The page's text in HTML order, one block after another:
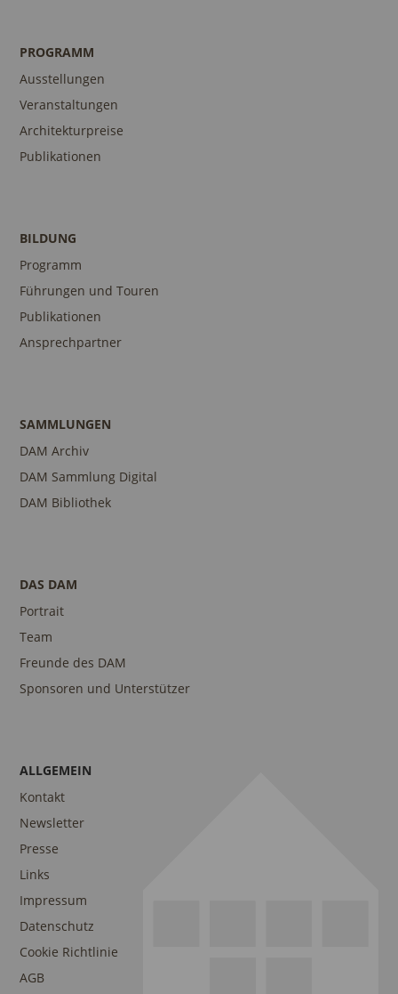
PROGRAMM
Ausstellungen
Veranstaltungen
Architekturpreise
Publikationen
BILDUNG
Programm
Führungen und Touren
Publikationen
Ansprechpartner
SAMMLUNGEN
DAM Archiv
DAM Sammlung Digital
DAM Bibliothek
DAS DAM
Portrait
Team
Freunde des DAM
Sponsoren und Unterstützer
ALLGEMEIN
Kontakt
Newsletter
Presse
Links
Impressum
Datenschutz
Cookie Richtlinie
AGB